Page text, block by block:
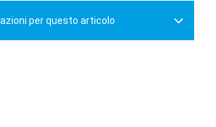
per questo articolo